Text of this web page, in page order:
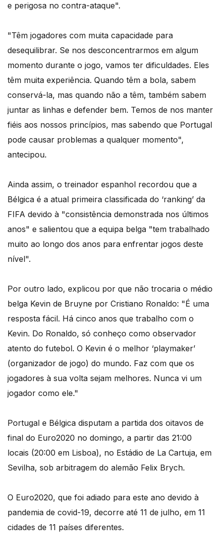
e perigosa no contra-ataque".
"Têm jogadores com muita capacidade para
desequilibrar. Se nos desconcentrarmos em algum
momento durante o jogo, vamos ter dificuldades. Eles
têm muita experiência. Quando têm a bola, sabem
conservá-la, mas quando não a têm, também sabem
juntar as linhas e defender bem. Temos de nos manter
fiéis aos nossos princípios, mas sabendo que Portugal
pode causar problemas a qualquer momento",
antecipou.
Ainda assim, o treinador espanhol recordou que a
Bélgica é a atual primeira classificada do ‘ranking’ da
FIFA devido à "consistência demonstrada nos últimos
anos" e salientou que a equipa belga "tem trabalhado
muito ao longo dos anos para enfrentar jogos deste
nível".
Por outro lado, explicou por que não trocaria o médio
belga Kevin de Bruyne por Cristiano Ronaldo: "É uma
resposta fácil. Há cinco anos que trabalho com o
Kevin. Do Ronaldo, só conheço como observador
atento do futebol. O Kevin é o melhor ‘playmaker’
(organizador de jogo) do mundo. Faz com que os
jogadores à sua volta sejam melhores. Nunca vi um
jogador como ele."
Portugal e Bélgica disputam a partida dos oitavos de
final do Euro2020 no domingo, a partir das 21:00
locais (20:00 em Lisboa), no Estádio de La Cartuja, em
Sevilha, sob arbitragem do alemão Felix Brych.
O Euro2020, que foi adiado para este ano devido à
pandemia de covid-19, decorre até 11 de julho, em 11
cidades de 11 países diferentes.